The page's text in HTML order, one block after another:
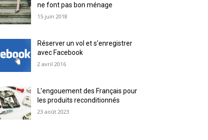
ne font pas bon ménage
15 juin 2018
Réserver un vol et s’enregistrer
avec Facebook
2 avril 2016
L’engouement des Français pour
les produits reconditionnés
23 août 2023